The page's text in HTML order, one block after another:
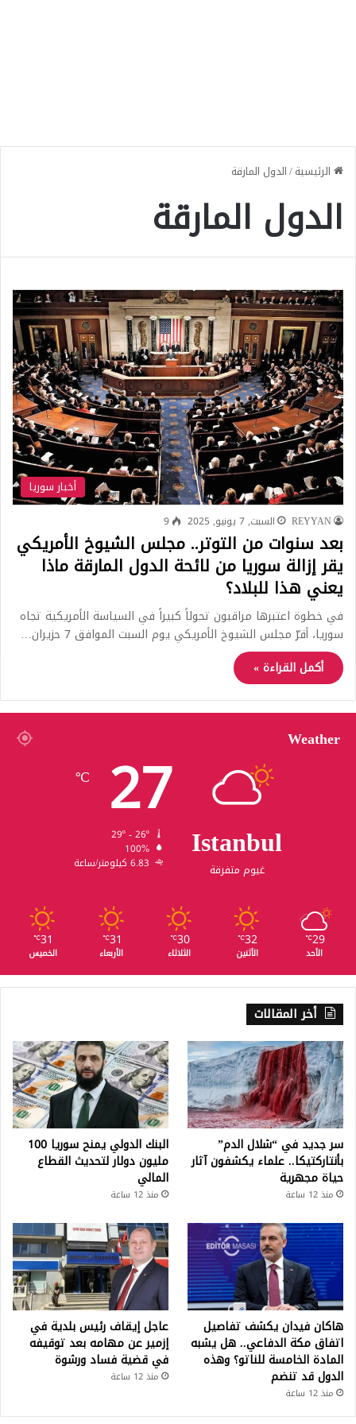
الرئيسية/الدول المارقة
الدول المارقة
أخبار سوريا
REYYAN السبت, 7 يونيو, 2025 9
بعد سنوات من التوتر.. مجلس الشيوخ الأمريكي
يقر إزالة سوريا من لائحة الدول المارقة ماذا
يعني هذا للبلاد؟
في خطوة اعتبرها مراقبون تحولاً كبيراً في السياسة الأمريكية تجاه
سوريا، أقرّ مجلس الشيوخ الأمريكي يوم السبت الموافق 7 حزيران…
أكمل القراءة »
Weather
Istanbul
غيوم متفرقة
27
℃
100%
6.83 كيلومتر/ساعة
29
℃
الأحد
32
℃
الأثنين
30
℃
الثلاثاء
31
℃
الأربعاء
31
℃
الخميس
أخر المقالات
سر جديد في “شلال الدم”
بأنتاركتيكا.. علماء يكشفون آثار
حياة مجهرية
منذ 12 ساعة
البنك الدولي يمنح سوريا 100
مليون دولار لتحديث القطاع
المالي
منذ 12 ساعة
هاكان فيدان يكشف تفاصيل
اتفاق مكة الدفاعي.. هل يشبه
المادة الخامسة للناتو؟ وهذه
الدول قد تنضم
منذ 12 ساعة
عاجل إيقاف رئيس بلدية في
إزمير عن مهامه بعد توقيفه
في قضية فساد ورشوة
منذ 12 ساعة